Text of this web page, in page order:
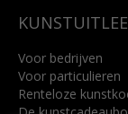
Voor bedrijven
Voor particulieren
Renteloze